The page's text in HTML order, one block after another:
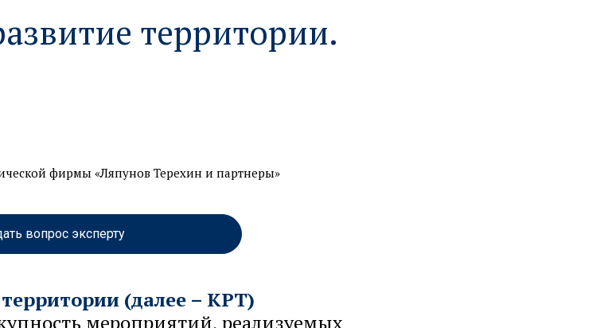
территории.
фирмы «Ляпунов Терехин и партнеры»
вопрос эксперту
(далее – КРТ)
мероприятий, реализуемых